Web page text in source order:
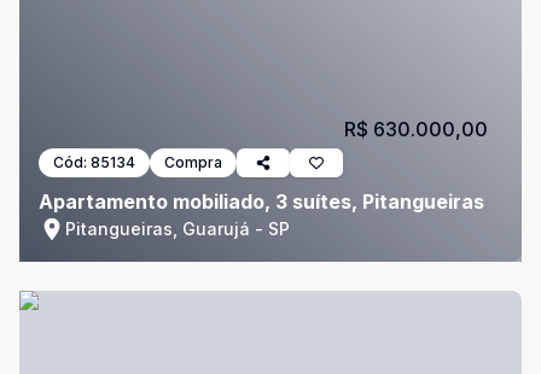
Cód: 85134 Compra
Apartamento mobiliado, 3 suítes, Pitangueiras
Pitangueiras, Guarujá - SP
R$ 630.000,00